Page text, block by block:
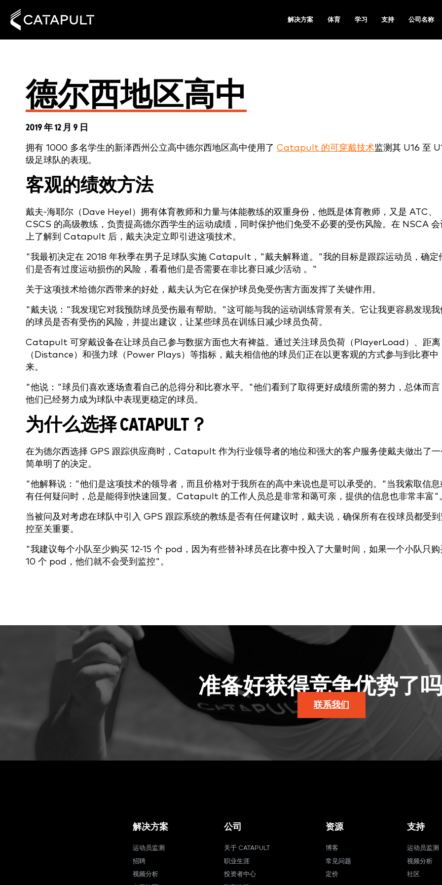
解决方案 体育 学习 支持 公司名称
德尔西地区高中
2019 年 12 月 9 日
拥有 1000 多名学生的新泽西州公立高中德尔西地区高中使用了 Catapult 的可穿戴技术监测其 U16 至
级足球队的表现。
客观的绩效方法
戴夫-海耶尔（Dave Heyel）拥有体育教师和力量与体能教练的双重身份，他既是体育教师，又是 ATC、
CSCS 的高级教练，负责提高德尔西学生的运动成绩，同时保护他们免受不必要的受伤风险。在 NSCA 会
上了解到 Catapult 后，戴夫决定立即引进这项技术。
"我最初决定在 2018 年秋季在男子足球队实施 Catapult，"戴夫解释道。"我的目标是跟踪运动员，确定
们是否有过度运动损伤的风险，看看他们是否需要在非比赛日减少活动 。"
关于这项技术给德尔西带来的好处，戴夫认为它在保护球员免受伤害方面发挥了关键作用。
"戴夫说："我发现它对我预防球员受伤最有帮助。"这可能与我的运动训练背景有关。它让我更容易发现我
的球员是否有受伤的风险，并提出建议，让某些球员在训练日减少球员负荷。
Catapult 可穿戴设备在让球员自己参与数据方面也大有裨益。通过关注球员负荷（PlayerLoad）、距离
（Distance）和强力球（Power Plays）等指标，戴夫相信他的球员们正在以更客观的方式参与到比赛中
来。
"他说："球员们喜欢逐场查看自己的总得分和比赛水平。"他们看到了取得更好成绩所需的努力，总体而言
他们已经努力成为球队中表现更稳定的球员。
为什么选择 CATAPULT？
在为德尔西选择 GPS 跟踪供应商时，Catapult 作为行业领导者的地位和强大的客户服务使戴夫做出了一
简单明了的决定。
"他解释说："他们是这项技术的领导者，而且价格对于我所在的高中来说也是可以承受的。"当我索取信息
有任何疑问时，总是能得到快速回复。Catapult 的工作人员总是非常和蔼可亲，提供的信息也非常丰富"
当被问及对考虑在球队中引入 GPS 跟踪系统的教练是否有任何建议时，戴夫说，确保所有在役球员都受到
控至关重要。
"我建议每个小队至少购买 12-15 个 pod，因为有些替补球员在比赛中投入了大量时间，如果一个小队只购
10 个 pod，他们就不会受到监控"。
准备好获得竞争优势了
联系我们
解决方案
运动员监测
招聘
视频分析
公司
关于 CATAPULT
职业生涯
投资者中心
资源
博客
常见问题
定价
支持
运动员监测
视频分析
社区